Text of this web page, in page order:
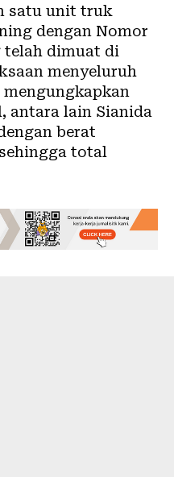
satu unit truk
dengan Nomor
telah dimuat di
menyeluruh
antara lain Sianida
berat
total